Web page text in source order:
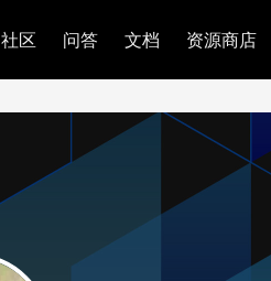
社区 问答 文档 资源商店